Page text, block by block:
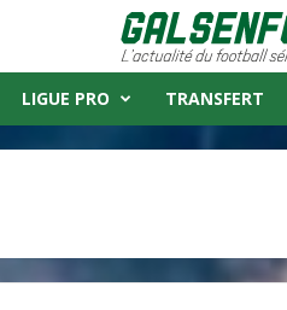
LIGUE PRO TRANSFERT